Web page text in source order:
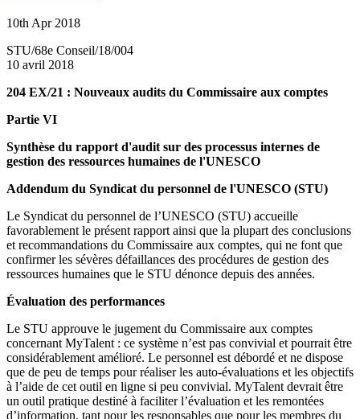
10th Apr 2018
STU/68e Conseil/18/004
10 avril 2018
204 EX/21 : Nouveaux audits du Commissaire aux comptes
Partie VI
Synthèse du rapport d'audit sur des processus internes de
gestion des ressources humaines de l'UNESCO
Addendum du Syndicat du personnel de l'UNESCO (STU)
Le Syndicat du personnel de l’UNESCO (STU) accueille
favorablement le présent rapport ainsi que la plupart des conclusions
et recommandations du Commissaire aux comptes, qui ne font que
confirmer les sévères défaillances des procédures de gestion des
ressources humaines que le STU dénonce depuis des années.
Évaluation des performances
Le STU approuve le jugement du Commissaire aux comptes
concernant MyTalent : ce système n’est pas convivial et pourrait être
considérablement amélioré. Le personnel est débordé et ne dispose
que de peu de temps pour réaliser les auto-évaluations et les objectifs
à l’aide de cet outil en ligne si peu convivial. MyTalent devrait être
un outil pratique destiné à faciliter l’évaluation et les remontées
d’information, tant pour les responsables que pour les membres du